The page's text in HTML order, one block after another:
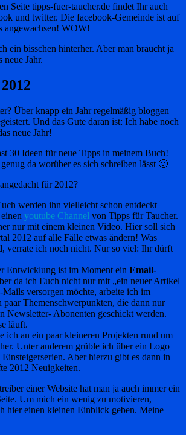
Seite tipps-fuer-taucher.de findet Ihr auch
und twitter. Die facebook-Gemeinde ist auf
angewachsen! WOW!
ein bisschen hinterher. Aber man braucht ja
neue Jahr.
Über knapp ein Jahr regelmäßig bloggen
Und das Gute daran ist: Ich habe noch
neue Jahr!
30 Ideen für neue Tipps in meinem Buch!
da worüber es sich schreiben lässt 🙂
für 2012?
werden ihn vielleicht schon entdeckt
youtube Channel von Tipps für Taucher.
nur mit einem kleinen Video. Hier soll sich
2012 auf alle Fälle etwas ändern! Was
verrate ich noch nicht. Nur so viel: Ihr dürft
Entwicklung ist im Moment ein Email-
da ich Euch nicht nur mit „ein neuer Artikel
Mails versorgen möchte, arbeite ich im
paar Themenschwerpunkten, die dann nur
Newsletter- Abonenten geschickt werden.
läuft.
ich an ein paar kleineren Projekten rund um
Unter anderem grüble ich über ein Logo
Aber hierzu gibt es dann in
2012 Neuigkeiten.
einer Website hat man ja auch immer ein
Um mich ein wenig zu motivieren,
hier einen kleinen Einblick geben. Meine